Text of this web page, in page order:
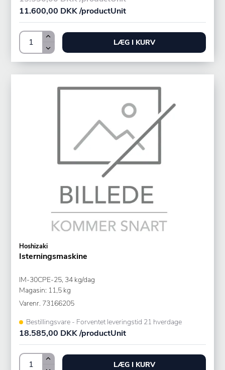
11.600,00 DKK /productUnit
LÆG I KURV
Hoshizaki
Isterningsmaskine
IM-30CPE-25, 34 kg/dag
Magasin: 11,5 kg
Varenr. 73166205
Bestillingsvare - Forventet leveringstid 21 hverdage
18.585,00 DKK /productUnit
LÆG I KURV